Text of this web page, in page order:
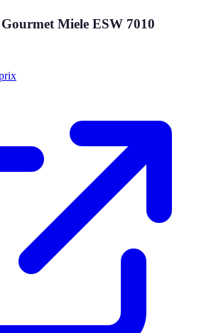
Miele ESW 7010